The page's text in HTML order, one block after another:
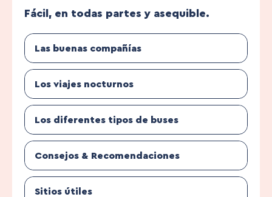
Fácil, en todas partes y asequible.
Las buenas compañías
Los viajes nocturnos
Los diferentes tipos de buses
Consejos & Recomendaciones
Sitios útiles